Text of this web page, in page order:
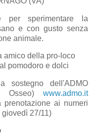
per sperimentare la
e con gusto senza
animale.
amico della pro-loco
pomodoro e dolci
sostegno dell'ADMO
Osseo) www.admo.it
ai numeri
27/11)